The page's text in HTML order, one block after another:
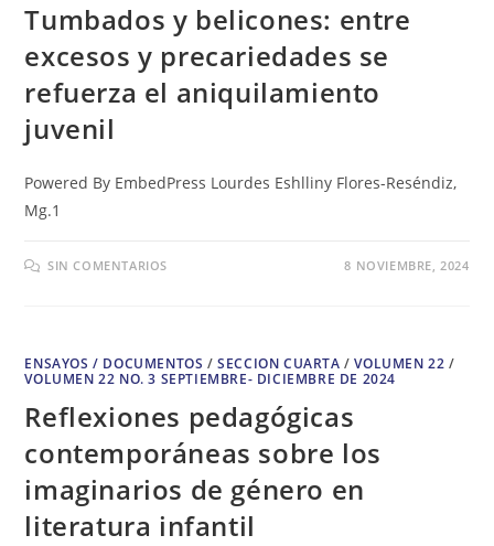
Tumbados y belicones: entre
excesos y precariedades se
refuerza el aniquilamiento
juvenil
Powered By EmbedPress Lourdes Eshlliny Flores-Reséndiz,
Mg.1
SIN COMENTARIOS 8 NOVIEMBRE, 2024
ENSAYOS / DOCUMENTOS /SECCION CUARTA /VOLUMEN 22 /
VOLUMEN 22 NO. 3 SEPTIEMBRE- DICIEMBRE DE 2024
Reflexiones pedagógicas
contemporáneas sobre los
imaginarios de género en
literatura infantil